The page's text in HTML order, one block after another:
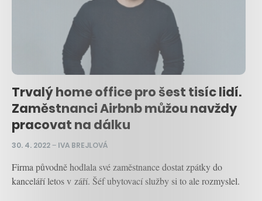
Trvalý home office pro šest tisíc lidí.
Zaměstnanci Airbnb můžou navždy
pracovat na dálku
30. 4. 2022– IVA BREJLOVÁ
Firma původně hodlala své zaměstnance dostat zpátky do
kanceláří letos v září. Šéf ubytovací služby si to ale rozmyslel.